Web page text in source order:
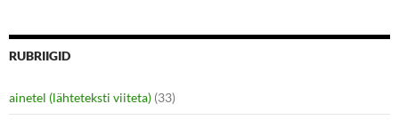
RUBRIIGID
ainetel (lähteteksti viiteta) (33)